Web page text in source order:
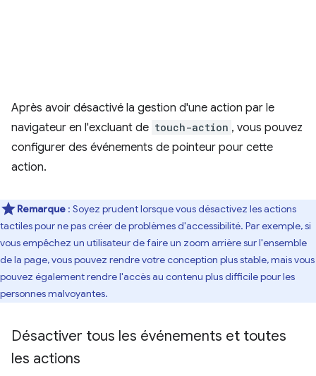
Après avoir désactivé la gestion d'une action par le
navigateur en l'excluant de touch-action , vous pouvez
configurer des événements de pointeur pour cette
action.
Remarque : Soyez prudent lorsque vous désactivez les actions
tactiles pour ne pas créer de problèmes d'accessibilité. Par exemple, si
vous empêchez un utilisateur de faire un zoom arrière sur l'ensemble
de la page, vous pouvez rendre votre conception plus stable, mais vous
pouvez également rendre l'accès au contenu plus difficile pour les
personnes malvoyantes.
Désactiver tous les événements et toutes
les actions